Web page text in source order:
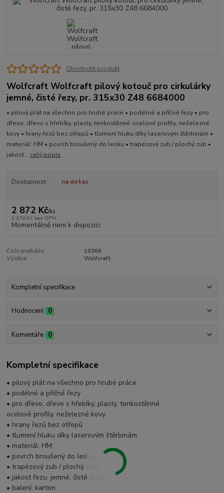
Ohodnotit produkt
Wolfcraft Wolfcraft pilový kotouč pro cirkulárky
jemné, čisté řezy, pr. 315x30 Z48 6684000
• pilový plát na všechno pro hrubé práce • podélné a příčné řezy • pro
dřevo, dřevo s hřebíky, plasty, tenkostěnné ocelové profily, neželezné
kovy • hrany řezů bez otřepů • tlumení hluku díky laserovým štěrbinám •
materiál: HM • povrch broušený do lesku • trapézový zub / plochý zub •
jakost... celý popis
Dostupnost na dotaz
2 872 Kč/ks
2 374 Kč bez DPH
Momentálně není k dispozici
Číslo produktu:
10366
Výrobce:
Wolfcraft
Kompletní specifikace
Hodnocení 0
Komentáře 0
Kompletní specifikace
• pilový plát na všechno pro hrubé práce
• podélné a příčné řezy
• pro dřevo, dřevo s hřebíky, plasty, tenkostěnné
ocelové profily, neželezné kovy
• hrany řezů bez otřepů
• tlumení hluku díky laserovým štěrbinám
• materiál: HM
• povrch broušený do lesku
• trapézový zub / plochý zub
• jakost řezu: jemné, čisté řezy
• balení: karton